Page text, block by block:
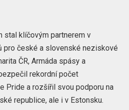
stal klíčovým partnerem v
pro české a slovenské neziskové
ČR, Armáda spásy a
rekordní počet
Pride a rozšířil svou podporu na
republice, ale i v Estonsku.